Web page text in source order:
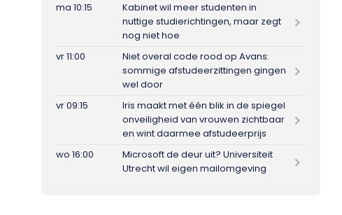
ma 10:15
Kabinet wil meer studenten in
nuttige studierichtingen, maar zegt
nog niet hoe
vr 11:00
Niet overal code rood op Avans:
sommige afstudeerzittingen gingen
wel door
vr 09:15
Iris maakt met één blik in de spiegel
onveiligheid van vrouwen zichtbaar
en wint daarmee afstudeerprijs
wo 16:00
Microsoft de deur uit? Universiteit
Utrecht wil eigen mailomgeving